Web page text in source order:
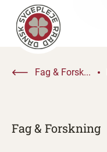
Fag & Forsk...
Fag & Forskning